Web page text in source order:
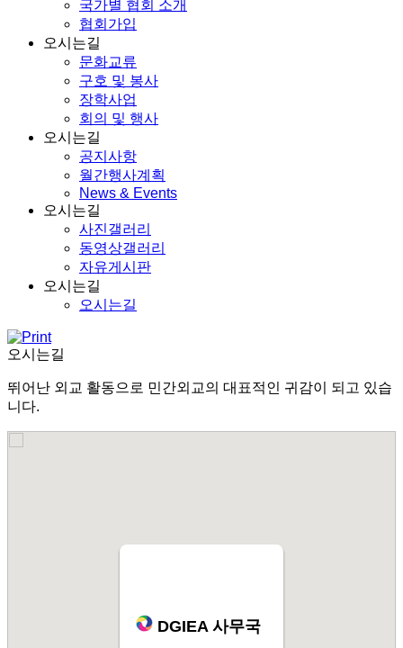
국가별 협회 소개
협회가입
오시는길
문화교류
구호 및 봉사
장학사업
회의 및 행사
오시는길
공지사항
월간행사계획
News & Events
오시는길
사진갤러리
동영상갤러리
자유게시판
오시는길
오시는길
오시는길
뛰어난 외교 활동으로 민간외교의 대표적인 귀감이 되고 있습
니다.
DGIEA 사무국